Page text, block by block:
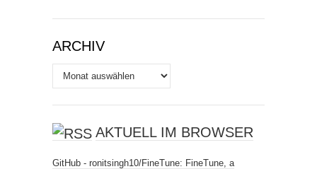
ARCHIV
Archiv
AKTUELL IM BROWSER
GitHub - ronitsingh10/FineTune: FineTune, a